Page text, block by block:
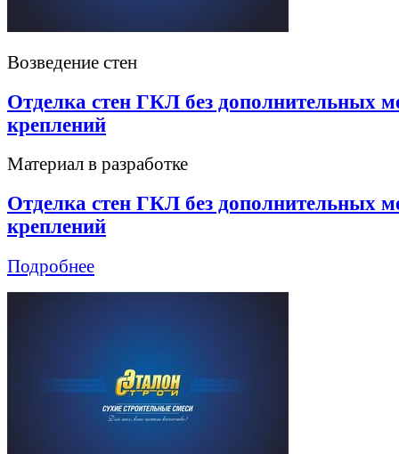
Возведение стен
Отделка стен ГКЛ без дополнительных
креплений
Материал в разработке
Отделка стен ГКЛ без дополнительных
креплений
Подробнее